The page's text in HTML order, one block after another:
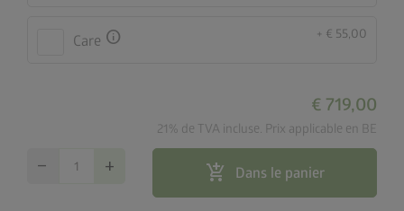
Care info + € 55,00
€ 719,00
21% de TVA incluse. Prix applicable en BE
remove add add_shopping_cart Dans le panier